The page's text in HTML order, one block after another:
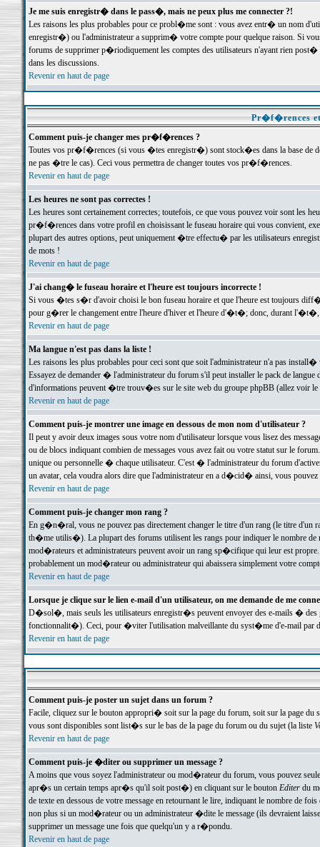
Je me suis enregistr� dans le pass�, mais ne peux plus me connecter ?!
Les raisons les plus probables pour ce probl�me sont : vous avez entr� un nom
enregistr�) ou l'administrateur a supprim� votre compte pour quelque raison. Si
forums de supprimer p�riodiquement les comptes des utilisateurs n'ayant rien
dans les discussions.
Revenir en haut de page
Pr�f�rences
Comment puis-je changer mes pr�f�rences ?
Toutes vos pr�f�rences (si vous �tes enregistr�) sont stock�es dans la base de
ne pas �tre le cas). Ceci vous permettra de changer toutes vos pr�f�rences.
Revenir en haut de page
Les heures ne sont pas correctes !
Les heures sont certainement correctes; toutefois, ce que vous pouvez voir sont
pr�f�rences dans votre profil en choisissant le fuseau horaire qui vous convient,
plupart des autres options, peut uniquement �tre effectu� par les utilisateurs
de mots !
Revenir en haut de page
J'ai chang� le fuseau horaire et l'heure est toujours incorrecte !
Si vous �tes s�r d'avoir choisi le bon fuseau horaire et que l'heure est toujours
pour g�rer le changement entre l'heure d'hiver et l'heure d'�t�; donc, durant
Revenir en haut de page
Ma langue n'est pas dans la liste !
Les raisons les plus probables pour ceci sont que soit l'administrateur n'a pas
Essayez de demander � l'administrateur du forum s'il peut installer le pack de
d'informations peuvent �tre trouv�es sur le site web du groupe phpBB (allez voir le
Revenir en haut de page
Comment puis-je montrer une image en dessous de mon nom d'utilisateur ?
Il peut y avoir deux images sous votre nom d'utilisateur lorsque vous lisez des
ou de blocs indiquant combien de messages vous avez fait ou votre statut sur le
unique ou personnelle � chaque utilisateur. C'est � l'administrateur du forum
un avatar, cela voudra alors dire que l'administrateur en a d�cid� ainsi, vous
Revenir en haut de page
Comment puis-je changer mon rang ?
En g�n�ral, vous ne pouvez pas directement changer le titre d'un rang (le titre d'un
th�me utilis�). La plupart des forums utilisent les rangs pour indiquer le nombre de
mod�rateurs et administrateurs peuvent avoir un rang sp�cifique qui leur est
probablement un mod�rateur ou administrateur qui abaissera simplement votre
Revenir en haut de page
Lorsque je clique sur le lien e-mail d'un utilisateur, on me demande de me
D�sol�, mais seuls les utilisateurs enregistr�s peuvent envoyer des e-mails �
fonctionnalit�). Ceci, pour �viter l'utilisation malveillante du syst�me d'e-mail par
Revenir en haut de page
Comment puis-je poster un sujet dans un forum ?
Facile, cliquez sur le bouton appropri� soit sur la page du forum, soit sur la page du
vous sont disponibles sont list�s sur le bas de la page du forum ou du sujet (la liste
Revenir en haut de page
Comment puis-je �diter ou supprimer un message ?
A moins que vous soyez l'administrateur ou mod�rateur du forum, vous pouvez
apr�s un certain temps apr�s qu'il soit post�) en cliquant sur le bouton Editerdu
de texte en dessous de votre message en retournant le lire, indiquant le nombre
non plus si un mod�rateur ou un administrateur �dite le message (ils devraient
supprimer un message une fois que quelqu'un y a r�pondu.
Revenir en haut de page